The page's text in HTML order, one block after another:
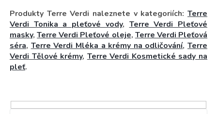
Produkty Terre Verdi naleznete v kategoriích: Terre
Verdi Tonika a pleťové vody, Terre Verdi Pleťové
masky,Terre Verdi Pleťové oleje, Terre Verdi Pleťová
séra, Terre Verdi Mléka a krémy na odličování, Terre
Verdi Tělové krémy, Terre Verdi Kosmetické sady na
pleť.